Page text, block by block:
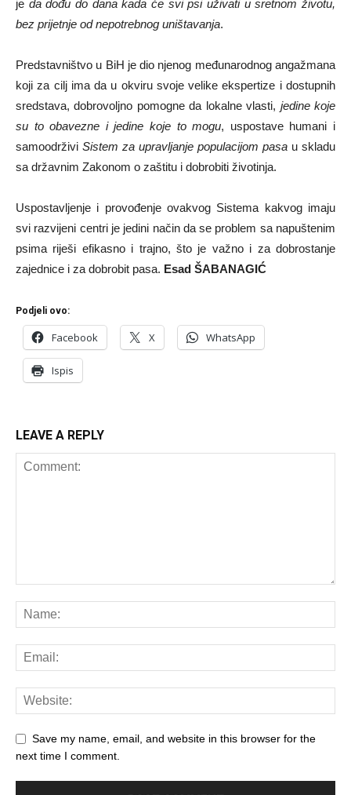
je da dođu do dana kada će svi psi uživati u sretnom životu,
bez prijetnje od nepotrebnog uništavanja.
Predstavništvo u BiH je dio njenog međunarodnog angažmana
koji za cilj ima da u okviru svoje velike ekspertize i dostupnih
sredstava, dobrovoljno pomogne da lokalne vlasti, jedine koje
su to obavezne i jedine koje to mogu, uspostave humani i
samoodrživi Sistem za upravljanje populacijom pasa u skladu
sa državnim Zakonom o zaštitu i dobrobiti životinja.
Uspostavljenje i provođenje ovakvog Sistema kakvog imaju
svi razvijeni centri je jedini način da se problem sa napuštenim
psima riješi efikasno i trajno, što je važno i za dobrostanje
zajednice i za dobrobit pasa. Esad ŠABANAGIĆ
Podjeli ovo:
Facebook X WhatsApp
Ispis
LEAVE A REPLY
Save my name, email, and website in this browser for the
next time I comment.